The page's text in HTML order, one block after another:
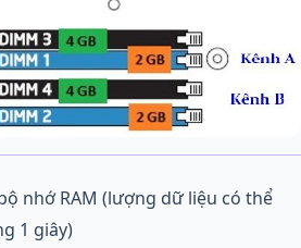
nhớ RAM (lượng dữ liệu có thể
1 giây)